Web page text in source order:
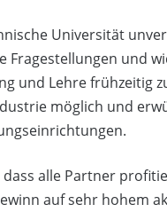
Universität
und
und Lehre frühzeitig
möglich und
alle Partner
auf sehr hohem